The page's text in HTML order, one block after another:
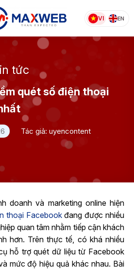
VI EN
tức
quét số điện thoại
Tác giả: uyencontent
doanh và marketing online hiện
thoại Facebookđang được nhiều
quan tâm nhằm tiếp cận khách
hơn. Trên thực tế, có khá nhiều
hỗ trợ quét dữ liệu từ Facebook
mức độ hiệu quả khác nhau. Bài